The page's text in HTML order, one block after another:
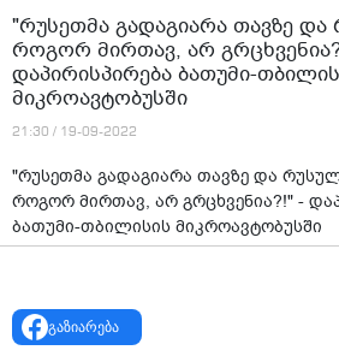
"რუსეთმა გადაგიარა თავზე
როგორ მირთავ, არ
დაპირისპირება ბათუმი-
მიკროავტობუსში
21:30 / 19-09-2022
"რუსეთმა გადაგიარა თავზე და
როგორ მირთავ, არ გრცხვენია?!" -
ბათუმი-თბილისის მიკროავტობუსში
გაზიარება